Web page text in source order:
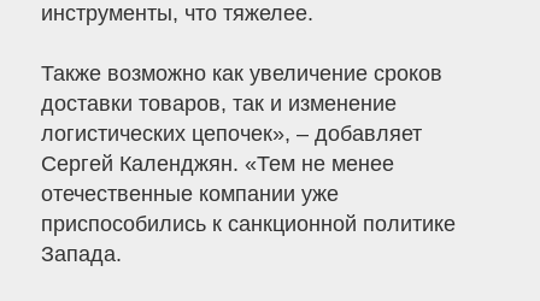
инструменты, что тяжелее.
Также возможно как увеличение сроков
доставки товаров, так и изменение
логистических цепочек», – добавляет
Сергей Календжян. «Тем не менее
отечественные компании уже
приспособились к санкционной политике
Запада.